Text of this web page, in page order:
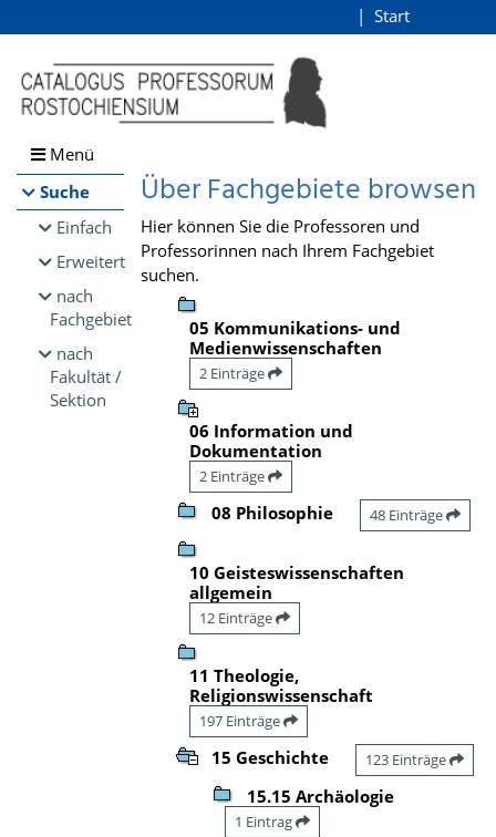
Browsen
direkt zum Inhalt
Start
Menü
Suche
Einfach
Erweitert
nach
Fachgebiet
nach
Fakultät /
Sektion
Über Fachgebiete browsen
Hier können Sie die Professoren und
Professorinnen nach Ihrem Fachgebiet
suchen.
05 Kommunikations- und
Medienwissenschaften
2 Einträge
06 Information und
Dokumentation
2 Einträge
08 Philosophie 48 Einträge
10 Geisteswissenschaften
allgemein
12 Einträge
11 Theologie,
Religionswissenschaft
197 Einträge
15 Geschichte 123 Einträge
15.15 Archäologie
1 Eintrag